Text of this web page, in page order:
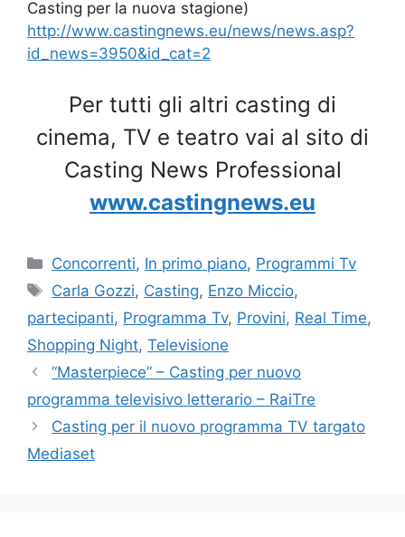
Casting per la nuova stagione)
http://www.castingnews.eu/news/news.asp?
id_news=3950&id_cat=2
Per tutti gli altri casting di
cinema, TV e teatro vai al sito di
Casting News Professional
www.castingnews.eu
Categorie
Concorrenti, In primo piano, Programmi Tv
Tag
Carla Gozzi, Casting, Enzo Miccio,
partecipanti, Programma Tv, Provini, Real Time,
Shopping Night, Televisione
“Masterpiece” – Casting per nuovo
programma televisivo letterario – RaiTre
Casting per il nuovo programma TV targato
Mediaset